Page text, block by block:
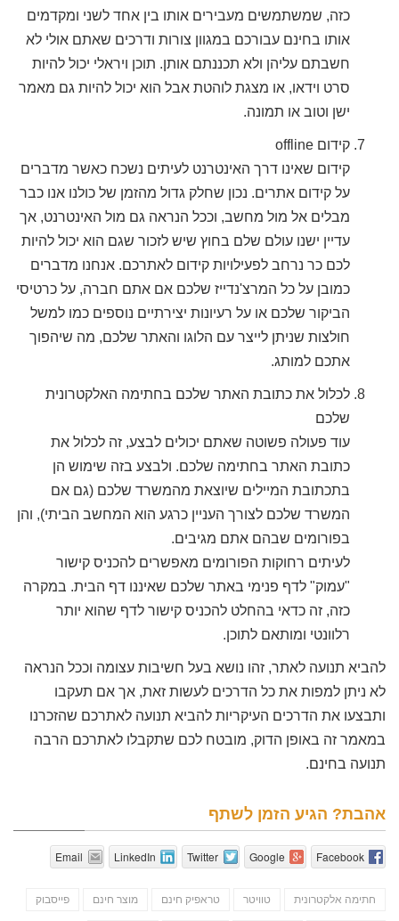
כזה, שמשתמשים מעבירים אותו בין אחד לשני ומקדמים
אותו בחינם עבורכם במגוון צורות ודרכים שאתם אולי לא
חשבתם עליהן ולא תכננתם אותן. תוכן ויראלי יכול להיות
סרט וידאו, או מצגת לוהטת אבל הוא יכול להיות גם מאמר
ישן וטוב או תמונה.
קידום offline
קידום שאינו דרך האינטרנט לעיתים נשכח כאשר מדברים
על קידום אתרים. נכון שחלק גדול מהזמן של כולנו אנו כבר
מבלים אל מול מחשב, וככל הנראה גם מול האינטרנט, אך
עדיין ישנו עולם שלם בחוץ שיש לזכור שגם הוא יכול להיות
לכם כר נרחב לפעילויות קידום לאתרכם. אנחנו מדברים
כמובן על כל המרצ'נדייז שלכם אם אתם חברה, על כרטיסי
הביקור שלכם או על רעיונות יצירתיים נוספים כמו למשל
חולצות שניתן לייצר עם הלוגו והאתר שלכם, מה שיהפוך
אתכם למותג.
לכלול את כתובת האתר שלכם בחתימה האלקטרונית
שלכם
עוד פעולה פשוטה שאתם יכולים לבצע, זה לכלול את
כתובת האתר בחתימה שלכם. ולבצע בזה שימוש הן
בתכתובת המיילים שיוצאת מהמשרד שלכם (גם אם
המשרד שלכם לצורך העניין כרגע הוא המחשב הביתי), והן
בפורומים שבהם אתם מגיבים.
לעיתים רחוקות הפורומים מאפשרים להכניס קישור
"עמוק" לדף פנימי באתר שלכם שאיננו דף הבית. במקרה
כזה, זה כדאי בהחלט להכניס קישור לדף שהוא יותר
רלוונטי ומותאם לתוכן.
להביא תנועה לאתר, זהו נושא בעל חשיבות עצומה וככל הנראה
לא ניתן למפות את כל הדרכים לעשות זאת, אך אם תעקבו
ותבצעו את הדרכים העיקריות להביא תנועה לאתרכם שהזכרנו
במאמר זה באופן הדוק, מובטח לכם שתקבלו לאתרכם הרבה
תנועה בחינם.
אהבת? הגיע הזמן לשתף
Facebook
Google
Twitter
LinkedIn
Email
חתימה אלקטרונית טוויטר טראפיק חינם מוצר חינם פייסבוק